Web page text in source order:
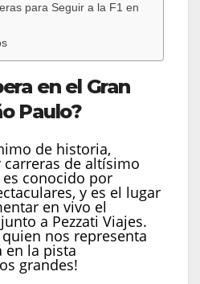
para Seguir a la F1 en
en el Gran
Paulo?
de historia,
de altísimo
conocido por
y es el lugar
en vivo el
a Pezzati Viajes.
quien nos representa
en la pista
grandes!